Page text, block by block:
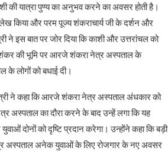
की यात्रा पुण्य का अनुभव करने का अवसर होती है।
किया और परम पूज्य शंकराचार्य जी के दर्शन और
इस बात पर जोर दिया कि काशी और उत्तरांचल को
की भूमि पर आरजे शंकरा नेत्र अस्पताल के
के लोगों को बधाई दी।
ने कहा कि आरजे शंकरा नेत्र अस्पताल अंधकार को
अस्पताल का दौरा करने के बाद उन्हें लगा कि यह
दोनों को दृष्टि प्रदान करेगा। उन्होंने कहा कि बड़ी
अस्पताल अनेक युवाओं के लिए रोजगार के नए अवसर